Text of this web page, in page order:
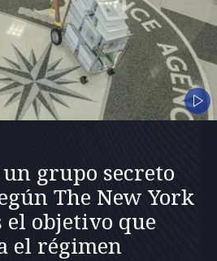
grupo secreto
The New York
el objetivo que
el régimen